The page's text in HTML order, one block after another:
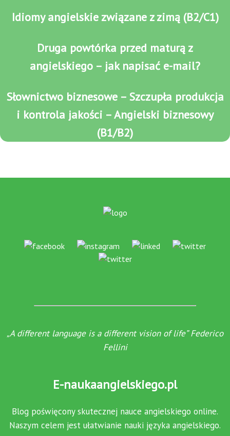
Idiomy angielskie związane z zimą (B2/C1)
Druga powtórka przed maturą z
angielskiego – jak napisać e-mail?
Słownictwo biznesowe – Szczupła produkcja
i kontrola jakości – Angielski biznesowy
(B1/B2)
„A different language is a different vision of life” Federico
Fellini
E-naukaangielskiego.pl
Blog poświęcony skutecznej nauce angielskiego online.
Naszym celem jest ułatwianie nauki języka angielskiego.